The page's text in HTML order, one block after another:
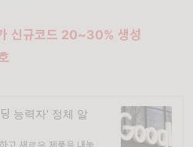
신규코드 20~30% 생성
능력자' 정체 알